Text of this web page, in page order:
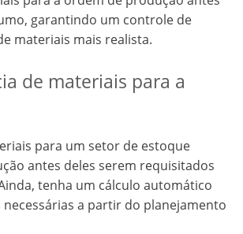
garantindo um controle de
materiais mais realista.
de materiais para a
para um setor de estoque
antes deles serem requisitados
tenha um cálculo automático
a partir do planejamento